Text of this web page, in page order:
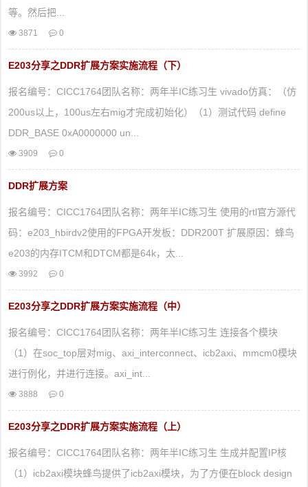
等。然后把...
3871 0
E203分享之DDR扩展方案实施流程（下）
报名编号：CICC1764团队名称：两年半IC练习生 vivado仿真：（仿
200us以上，100us左右mig才完成初始化）（1）测试代码 define
DDR_BASE 0xA0000000 un...
3909 0
DDR扩展方案
报名编号：CICC1764团队名称：两年半IC练习生 使用的rtl官方源代
码：e203_hbirdv2使用的FPGA开发板：DDR200T 扩展原因：蜂鸟
e203的内存ITCM和DTCM都是64k，太...
3992 0
E203分享之DDR扩展方案实施流程（中）
报名编号：CICC1764团队名称：两年半IC练习生 连接各个模块
（1）在soc_top层对mig、axi_interconnect、icb2axi、mmcm0模块
进行例化，并进行连接。axi_int...
3888 0
E203分享之DDR扩展方案实施流程（上）
报名编号：CICC1764团队名称：两年半IC练习生 生成并配置IP核
（1）icb2axi模块蜂鸟提供了icb2axi模块，为了方便在block design